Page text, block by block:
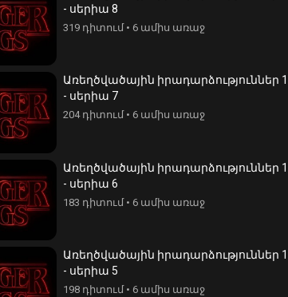
- սերիա 8
319 դիտում• 6 ամիս առաջ
Առեղծվածային իրադարձություններ 1
- սերիա 7
204 դիտում• 6 ամիս առաջ
Առեղծվածային իրադարձություններ 1
- սերիա 6
183 դիտում• 6 ամիս առաջ
Առեղծվածային իրադարձություններ 1
- սերիա 5
198 դիտում• 6 ամիս առաջ